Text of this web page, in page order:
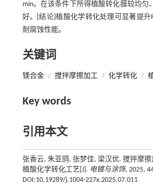
min。在该条件下所得植酸转化膜较均匀
好。[结论]植酸化学转化处理可显著提升
耐腐蚀性能。
关键词
镁合金 / 搅拌摩擦加工 / 化学转化 /
Key words
引用本文
张香云, 朱亚鸽, 张梦佳, 梁汉优. 搅拌摩擦
植酸化学转化工艺[J]. 电镀与涂饰, 2025,
DOI:10.19289/j.1004-227x.2025.07.011